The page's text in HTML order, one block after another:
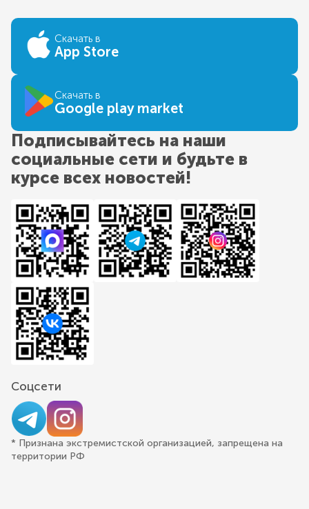
Скачать в
App Store
Скачать в
Google play market
Подписывайтесь на наши
социальные сети и будьте в
курсе всех новостей!
Соцсети
* Признана экстремистской организацией, запрещена на
территории РФ